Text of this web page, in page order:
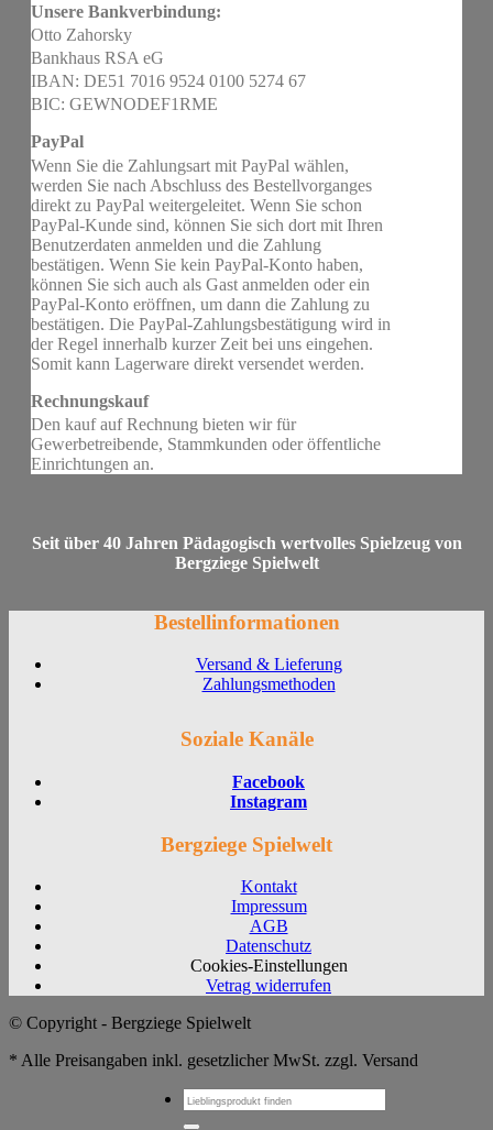
Unsere Bankverbindung:
Otto Zahorsky
Bankhaus RSA eG
IBAN: DE51 7016 9524 0100 5274 67
BIC: GEWNODEF1RME
PayPal
Wenn Sie die Zahlungsart mit PayPal wählen,
werden Sie nach Abschluss des Bestellvorganges
direkt zu PayPal weitergeleitet. Wenn Sie schon
PayPal-Kunde sind, können Sie sich dort mit Ihren
Benutzerdaten anmelden und die Zahlung
bestätigen. Wenn Sie kein PayPal-Konto haben,
können Sie sich auch als Gast anmelden oder ein
PayPal-Konto eröffnen, um dann die Zahlung zu
bestätigen. Die PayPal-Zahlungsbestätigung wird in
der Regel innerhalb kurzer Zeit bei uns eingehen.
Somit kann Lagerware direkt versendet werden.
Rechnungskauf
Den kauf auf Rechnung bieten wir für
Gewerbetreibende, Stammkunden oder öffentliche
Einrichtungen an.
Seit über 40 Jahren Pädagogisch wertvolles Spielzeug von
Bergziege Spielwelt
Bestellinformationen
Versand & Lieferung
Zahlungsmethoden
Soziale Kanäle
Facebook
Instagram
Bergziege Spielwelt
Kontakt
Impressum
AGB
Datenschutz
Cookies-Einstellungen
Vetrag widerrufen
© Copyright - Bergziege Spielwelt
* Alle Preisangaben inkl. gesetzlicher MwSt. zzgl. Versand
Suchen